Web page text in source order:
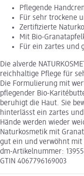
Pflegende
Für sehr trockene
Zertifizierte
Mit Bio-
Für ein zartes und
Die alverde
reichhaltige Pflege für
Die Formulierung mit
pflegender Bio-
beruhigt die Haut. Sie
hinterlässt ein zartes
Hände werden wieder
Naturkosmetik mit
gut ein und verwöhnt
dm-Artikelnummer:
GTIN 4067796169003